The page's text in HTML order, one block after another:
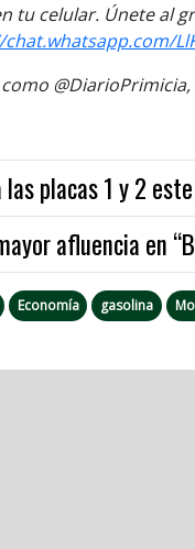
tu celular. Únete al
placas 1 y 2
afluencia en
Economía gasolina